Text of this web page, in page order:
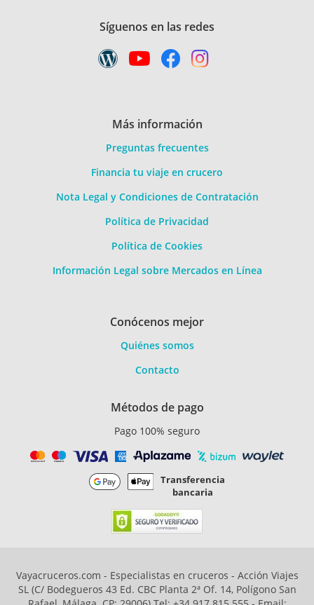
Síguenos en las redes
Más información
Preguntas frecuentes
Financia tu viaje en crucero
Nota Legal y Condiciones de Contratación
Política de Privacidad
Política de Cookies
Información Legal sobre Mercados en Línea
Conócenos mejor
Quiénes somos
Contacto
Métodos de pago
Pago 100% seguro
Transferencia
bancaria
Vayacruceros.com - Especialistas en cruceros - Acción Viajes
SL (C/ Bodegueros 43 Ed. CBC Planta 2ª Of. 14, Polígono San